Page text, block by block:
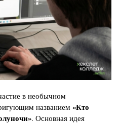
в необычном
названием «Кто
. Основная идея